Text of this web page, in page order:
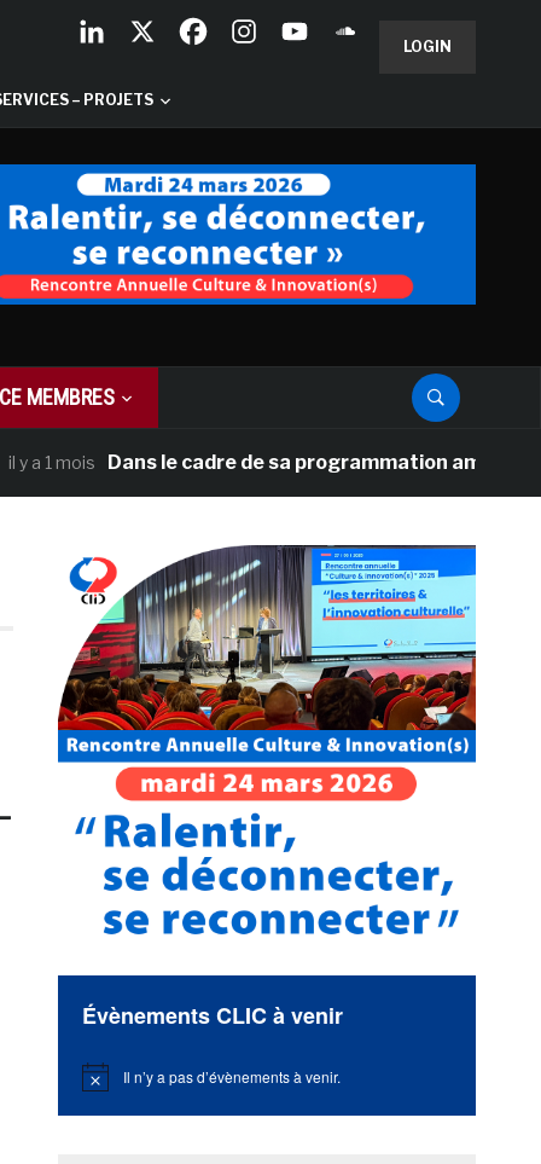
LOGIN
– PROJETS
MEMBRES
Dans le cadre de sa programmation américaine,
Évènements CLIC à venir
Notice Il n’y a pas d’évènements à venir.